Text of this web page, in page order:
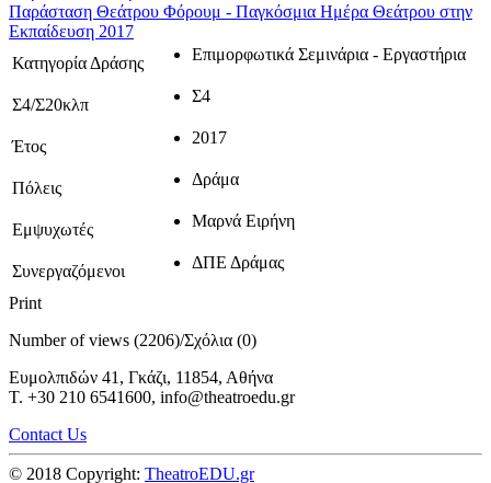
Παράσταση Θεάτρου Φόρουμ - Παγκόσμια Ημέρα Θεάτρου στην
Εκπαίδευση 2017
Κατηγορία Δράσης
Επιμορφωτικά Σεμινάρια - Εργαστήρια
Σ4/Σ20κλπ Σ4
Έτος 2017
Πόλεις Δράμα
Εμψυχωτές Μαρνά Ειρήνη
Συνεργαζόμενοι ΔΠΕ Δράμας
Print
Number of views (2206)/Σχόλια (0)
Ευμολπιδών 41, Γκάζι, 11854, Αθήνα
T. +30 210 6541600, info@theatroedu.gr
Contact Us
© 2018 Copyright: TheatroEDU.gr